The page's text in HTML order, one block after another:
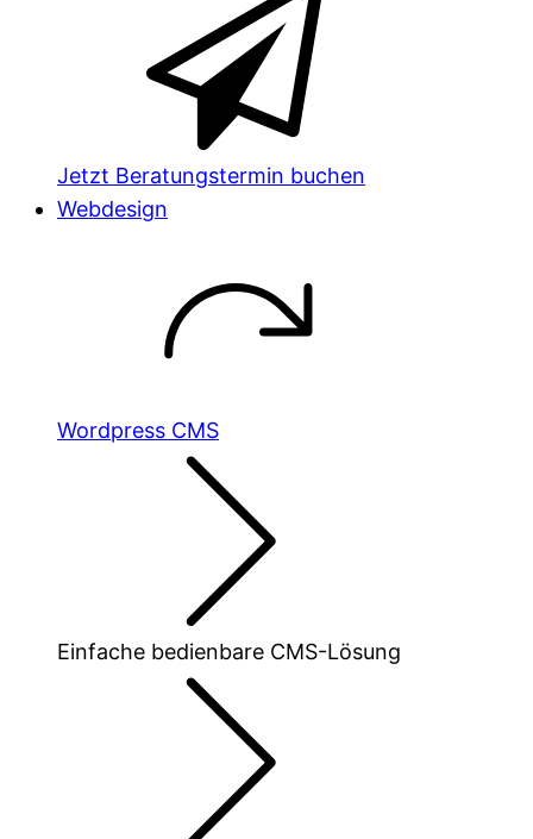
Jetzt Beratungstermin buchen
Webdesign
Wordpress CMS
Einfache bedienbare CMS-Lösung